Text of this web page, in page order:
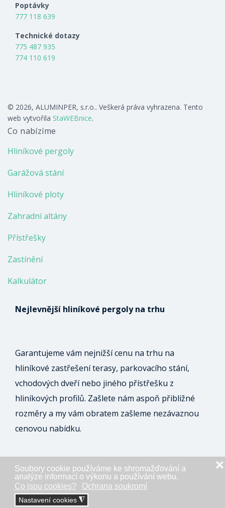
Soubory cookie používáme ke shromažďování a
analýze informací o výkonu a používání webu.
Co jsou cookies?
Ochrana soukromí
Nastavení cookies ◮
❌
Poptávky
777 118 639
Technické dotazy
775 487 935
774 110 619
© 2026, ALUMINPER, s.r.o.. Veškerá práva vyhrazena. Tento
web vytvořila StaWEBnice.
Co nabízíme
Hliníkové pergoly
Garážová stání
Hliníkové ploty
Zahradní altány
Přístřešky
Zastínění
Kalkulátor
Nejlevnější hliníkové pergoly na trhu
Garantujeme vám nejnižší cenu na trhu na
hliníkové zastřešení terasy, parkovacího stání,
vchodových dveří nebo jiného přístřešku z
hliníkových profilů. Zašlete nám aspoň přibližné
rozměry a my vám obratem zašleme nezávaznou
cenovou nabídku.
ODESLAT NEZÁVAZNOU POPTÁVKU